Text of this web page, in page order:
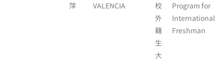
萍
VALENCIA
校
外
籍
生
大
Program for
International
Freshman